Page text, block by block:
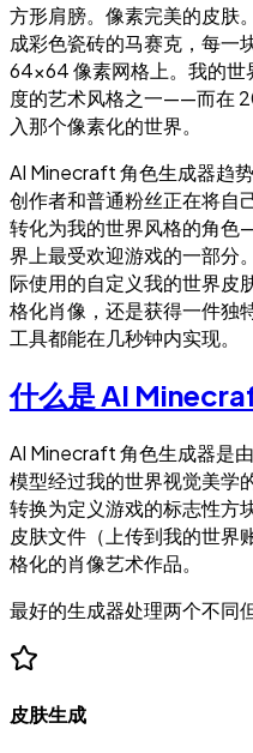
方形肩膀。像素完美的皮肤
成彩色瓷砖的马赛克，每一
64×64 像素网格上。我的世
度的艺术风格之一——而在
入那个像素化的世界。
AI Minecraft 角色生成器趋
创作者和普通粉丝正在将自
转化为我的世界风格的角
界上最受欢迎游戏的一部分
际使用的自定义我的世界皮
格化肖像，还是获得一件独
工具都能在几秒钟内实现。
什么是 AI
AI Minecraft 角色生成器是
模型经过我的世界视觉美学
转换为定义游戏的标志性
皮肤文件（上传到我的世界
格化的肖像艺术作品。
最好的生成器处理两个不同
皮肤生成